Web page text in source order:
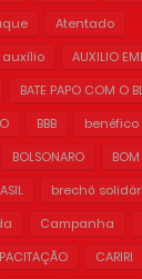
Atentado
auxílio
AUXILIO
BATE PAPO COM O
BBB benéfico
BOLSONARO
BOM
brechó
Campanha
CARIRI